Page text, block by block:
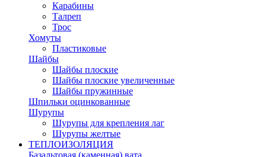
Карабины
Талреп
Трос
Хомуты
Пластиковые
Шайбы
Шайбы плоские
Шайбы плоские увеличенные
Шайбы пружинные
Шпильки оцинкованные
Шурупы
Шурупы для крепления лаг
Шурупы желтые
ТЕПЛОИЗОЛЯЦИЯ
Базальтовая (каменная) вата